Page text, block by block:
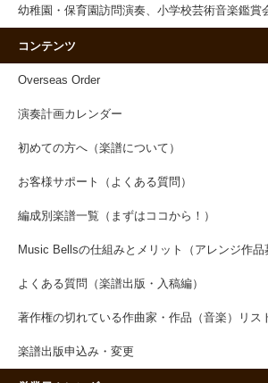
幼稚園・保育園訪問演奏、小学校芸術音楽鑑賞
コンテンツ
Overseas Order
演奏計画カレンダー
初めての方へ（楽譜について）
お客様サポート（よくある質問）
編成別楽譜一覧（まずはココから！）
Music Bellsの仕組みとメリット（アレンジ作品
よくある質問（楽譜出版・入稿編）
著作権の切れている作曲家・作品（音楽）リス
楽譜出版申込み・変更